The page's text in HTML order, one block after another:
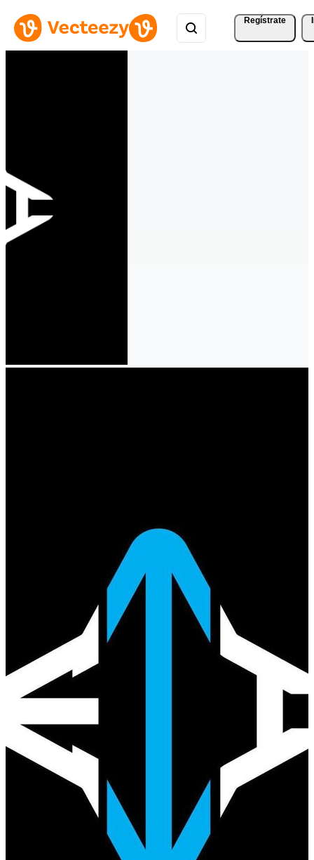
Regístrate